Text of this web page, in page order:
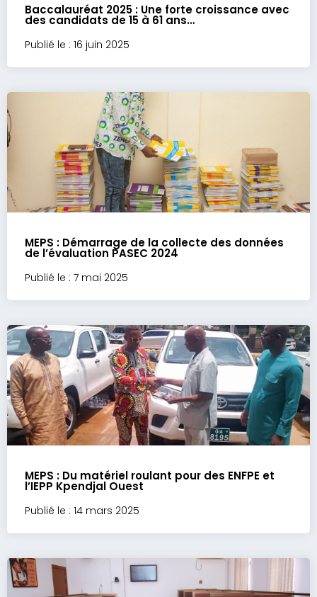
Baccalauréat 2025 : Une forte croissance avec
des candidats de 15 à 61 ans…
Publié le : 16 juin 2025
MEPS : Démarrage de la collecte des données
de l’évaluation PASEC 2024
Publié le : 7 mai 2025
MEPS : Du matériel roulant pour des ENFPE et
l’IEPP Kpendjal Ouest
Publié le : 14 mars 2025